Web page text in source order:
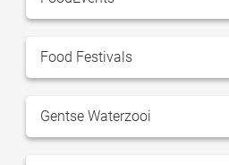
Food Festivals
Gentse Waterzooi